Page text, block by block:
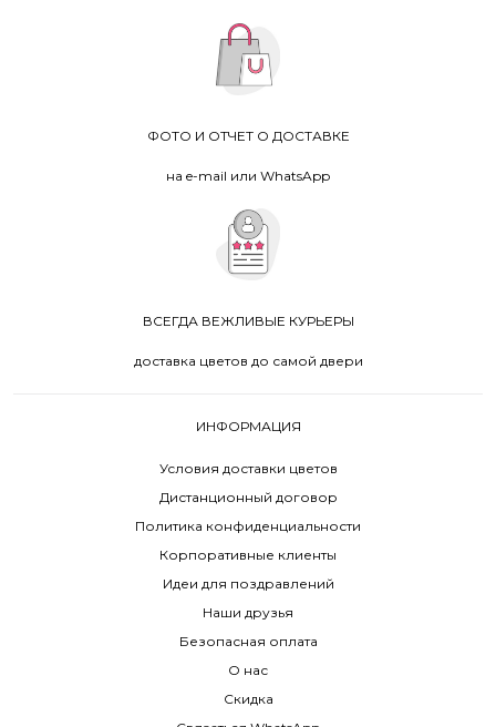
ФОТО И ОТЧЕТ О ДОСТАВКЕ
на e-mail или WhatsApp
ВСЕГДА ВЕЖЛИВЫЕ КУРЬЕРЫ
доставка цветов до самой двери
ИНФОРМАЦИЯ
Условия доставки цветов
Дистанционный договор
Политика конфиденциальности
Корпоративные клиенты
Идеи для поздравлений
Наши друзья
Безопасная оплата
О нас
Скидка